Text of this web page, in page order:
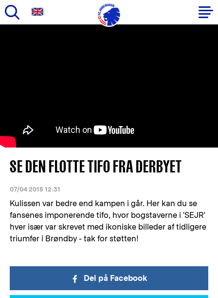
SE DEN FLOTTE TIFO FRA DERBYET
07/04 2015 12:31
Kulissen var bedre end kampen i går. Her kan du se
fansenes imponerende tifo, hvor bogstaverne i 'SEJR'
hver især var skrevet med ikoniske billeder af tidligere
triumfer i Brøndby - tak for støtten!
Del på Facebook